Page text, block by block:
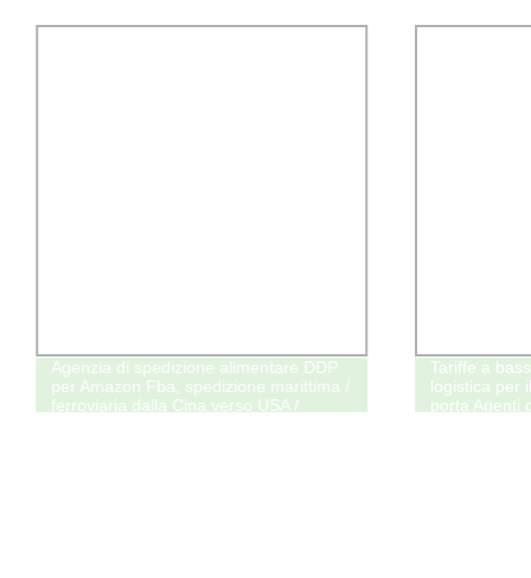
Agenzia di spedizione alimentare DDP
per Amazon Fba, spedizione marittima /
ferroviaria dalla Cina verso USA /
Tariffe a
logistica per
porta Agenti